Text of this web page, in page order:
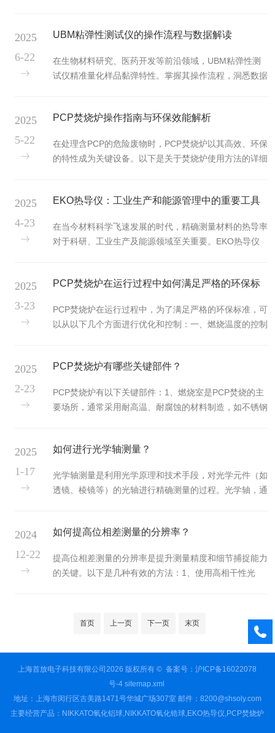
开，以下详细解析。​1、偏振光的产生与调节​自然光是非
动。偏光测定装置的光源通常为白炽灯或钠灯，发出的自
然光首先经过起偏器，起偏器多为偏振片或尼科尔棱镜，
的光。​起偏器后方设有偏振...
UBM粘弹性测试仪的操作流程与数据解读
在生物材料研究、医药开发等前沿领域，UBM粘弹性测
试仪精准量化样品黏弹特性。掌握其操作流程，洞悉数据
等样本精心塑造，确保尺寸、形态契合测试要求，如圆柱
置样品时，轻柔置于测试仪载物台，校准水平，保障受力
均匀，为精准测量奠基。开机预热后，进入参数设置环
用于模拟材料动态受力场景；精准输...
2025
6-22
PCP焚烧炉操作指南与环保效能解析
在处理含PCP的危险废物时，PCP焚烧炉以其高效、环保
的特性成为关键设备。以下是关于焚烧炉使用方法的详细
料的焚烧炉，要检查天然气管道连接是否牢固，气压是否
查炉壁、炉衬是否有损坏，确保炉内环境干净且无安全隐
患。3、检查设备部件：对焚烧炉的燃烧器、风机、烟囱
常工作，如温度表、压力表等...
2025
5-22
EKO热导仪：工业生产和能源管理中的重要工具
在当今材料科学飞速发展的时代，精确测量材料的热导率
对于科研、工业生产及能源领域至关重要。EKO热导仪
位时间内传递热量的能力。热导仪采用先进的测试原理和
量出各种材料的热导率。无论是金属、陶瓷还是高分子材
料，热导仪都能以高的精度给出测试结果，为科研人员和
为广泛。在科研领域，它是研究材...
2025
4-23
PCP焚烧炉在运行过程中如何满足严格的环保标
PCP焚烧炉在运行过程中，为了满足严格的环保标准，可
以从以下几个方面进行优化和控制：一、燃烧温度的控制
有害物质充分分解，减少有害气体的产生，特别是二噁英
监测并调节燃烧温度，使其稳定在设定范围内。2、温度
分布均匀：保证炉膛内的温度分布均匀，避免局部温度过
燃烧空气的供给等方式实...
2025
3-23
PCP焚烧炉有哪些关键部件？
PCP焚烧炉有以下关键部件：1、燃烧室是PCP焚烧的主
要场所，通常采用耐高温、耐腐蚀的材料制造，如不锈钢
油或气体喷入燃烧室，与PCP接触并引发燃烧反应。2、
PCP，输送装置则负责将PCP从料斗输送至燃烧室。为保
证进料的稳定性和均匀性，通常会配备螺旋输送机、皮带
整输送速度。3、...
2025
2-23
如何进行光学轴测量？
光学轴测量是利用光学原理和技术手段，对光学元件（如
透镜、棱镜等）的光轴进行精确测量的过程。光学轴，通
像质量、聚焦性能以及整体性能至关重要。进行测量的方
1、静止法：以定心仪或中心偏差测量仪的光轴作为测量
基准，检测各光学表面球心相对基准轴的偏离量。这种方
2025
1-17
如何提高位相差测量的分辨率？
提高位相差测量的分辨率是提升测量精度和细节捕捉能力
的关键。以下是几种有效的方法：1、使用高相干性光
这有助于更精确地解析相位变化，进而提高分辨率。2、
优化光学系统：通过改进显微镜或干涉仪的光学设计，比
如使用高质量的透镜和物镜，可以减少像差和散射，提高
波长光线聚焦点不同而产生的色差，进一步提高成像质
量。3、多波长照明：利用多个不同波...
2024
12-22
首页 上一页 下一页 末页
上海首放电子科技有限公司2026 版权所有 ©备案号：沪ICP备16022078
号-4 sitemap.xml
地址：上海市闵行区古美路1471号华城广场307室 邮件：8200@shsoly.com
主要经营产品：NIKKATO氧化铝球,NIKKATO氧化锆球,EKO热导仪,PCP焚烧炉